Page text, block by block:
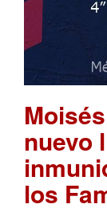
nuevo
los